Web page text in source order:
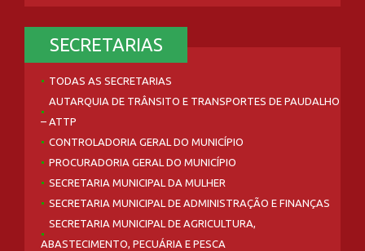
SECRETARIAS
TODAS AS SECRETARIAS
AUTARQUIA DE TRÂNSITO E TRANSPORTES DE PAUDALHO
– ATTP
CONTROLADORIA GERAL DO MUNICÍPIO
PROCURADORIA GERAL DO MUNICÍPIO
SECRETARIA MUNICIPAL DA MULHER
SECRETARIA MUNICIPAL DE ADMINISTRAÇÃO E FINANÇAS
SECRETARIA MUNICIPAL DE AGRICULTURA,
ABASTECIMENTO, PECUÁRIA E PESCA